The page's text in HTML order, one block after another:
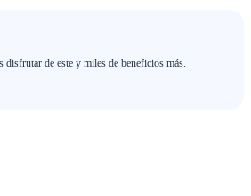
de este y miles de beneficios más.